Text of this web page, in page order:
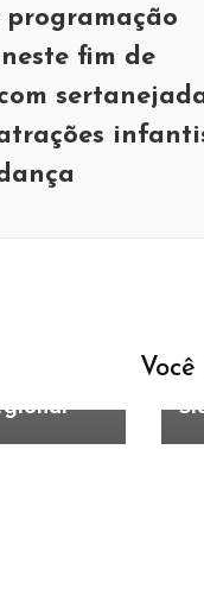
programação
fim de